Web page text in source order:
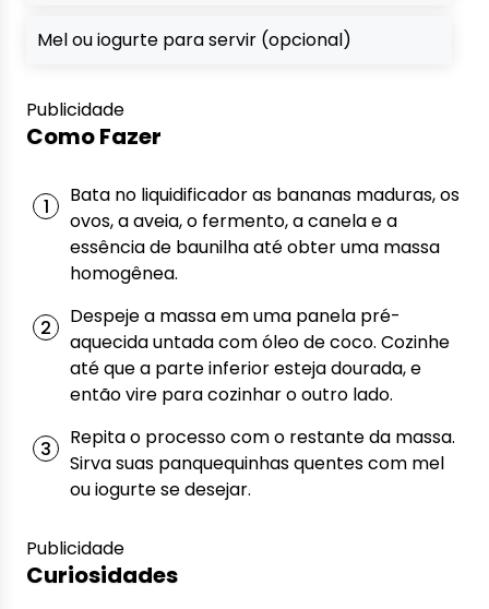
Mel ou iogurte para servir (opcional)
Publicidade
Como Fazer
Bata no liquidificador as bananas maduras, os
ovos, a aveia, o fermento, a canela e a
essência de baunilha até obter uma massa
homogênea.
Despeje a massa em uma panela pré-
aquecida untada com óleo de coco. Cozinhe
até que a parte inferior esteja dourada, e
então vire para cozinhar o outro lado.
Repita o processo com o restante da massa.
Sirva suas panquequinhas quentes com mel
ou iogurte se desejar.
Publicidade
Curiosidades